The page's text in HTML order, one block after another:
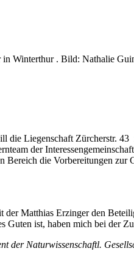
Winterthur . Bild: Nathalie
die Liegenschaft Zürcherstr.
der
Bereich die Vorbereitungen
Matthias Erzinger den
Guten ist, haben mich bei der
der Naturwissenschaftl.